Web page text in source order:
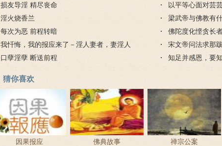
损友导淫 精尽丧命
淫火烧香兰
每次为恶 前程转暗
我忏悔，我的报应来了－淫人妻者，妻淫人
口孽淫孽 断送前程
以平等心面对芸
梁武帝与佛教有
是哪个寺？
佛陀度化悭贪长
宋文帝问法求那
知足并感恩，要
猜你喜欢
因果报应 佛典故事 禅宗公案